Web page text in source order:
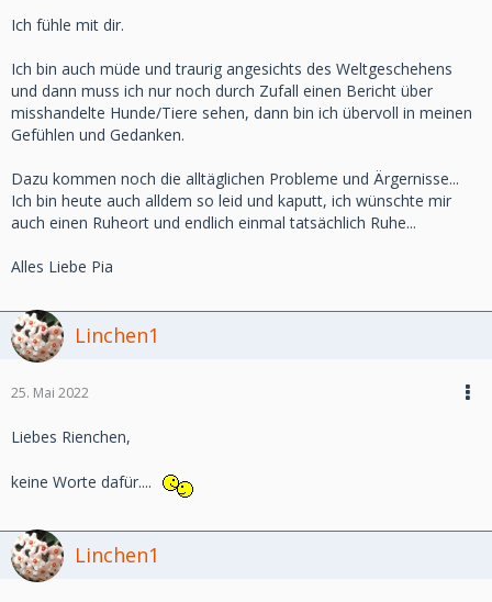
Ich fühle mit dir.
Ich bin auch müde und traurig angesichts des Weltgeschehens
und dann muss ich nur noch durch Zufall einen Bericht über
misshandelte Hunde/Tiere sehen, dann bin ich übervoll in meinen
Gefühlen und Gedanken.
Dazu kommen noch die alltäglichen Probleme und Ärgernisse...
Ich bin heute auch alldem so leid und kaputt, ich wünschte mir
auch einen Ruheort und endlich einmal tatsächlich Ruhe...
Alles Liebe Pia
Linchen1
25. Mai 2022
Liebes Rienchen,
keine Worte dafür....
Linchen1